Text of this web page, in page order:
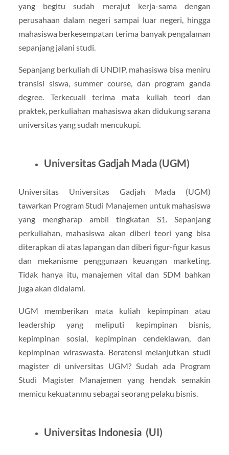
yang begitu sudah merajut kerja-sama dengan
perusahaan dalam negeri sampai luar negeri, hingga
mahasiswa berkesempatan terima banyak pengalaman
sepanjang jalani studi.
Sepanjang berkuliah di UNDIP, mahasiswa bisa meniru
transisi siswa, summer course, dan program ganda
degree. Terkecuali terima mata kuliah teori dan
praktek, perkuliahan mahasiswa akan didukung sarana
universitas yang sudah mencukupi.
Universitas Gadjah Mada (UGM)
Universitas Universitas Gadjah Mada (UGM)
tawarkan Program Studi Manajemen untuk mahasiswa
yang mengharap ambil tingkatan S1. Sepanjang
perkuliahan, mahasiswa akan diberi teori yang bisa
diterapkan di atas lapangan dan diberi figur-figur kasus
dan mekanisme penggunaan keuangan marketing.
Tidak hanya itu, manajemen vital dan SDM bahkan
juga akan didalami.
UGM memberikan mata kuliah kepimpinan atau
leadership yang meliputi kepimpinan bisnis,
kepimpinan sosial, kepimpinan cendekiawan, dan
kepimpinan wiraswasta. Beratensi melanjutkan studi
magister di universitas UGM? Sudah ada Program
Studi Magister Manajemen yang hendak semakin
memicu kekuatanmu sebagai seorang pelaku bisnis.
Universitas Indonesia (UI)